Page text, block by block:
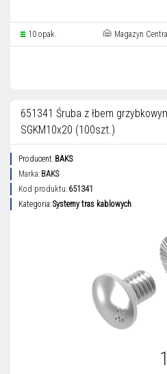
10 opak. Magazyn
651341 Śruba z łbem
SGKM10x20 (100szt.)
Producent: BAKS
Marka: BAKS
Kod produktu: 651341
Kategoria:Systemy tras kablowych